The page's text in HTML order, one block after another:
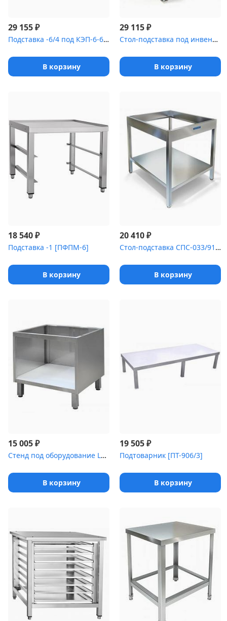
29 155₽
Подставка -6/4 под КЭП-6-6/4 [ПК-6]
В корзину
29 115₽
Стол-подставка под инвентарь СПС-122/804
В корзину
18 540₽
Подставка -1 [ПФПМ-6]
В корзину
20 410₽
Стол-подставка СПС-033/918 под печь для пиццы PIZZA GROUP Entry M...
В корзину
15 005₽
Стенд под оборудование LOTUS М4 [(Э)]
В корзину
19 505₽
Подтоварник [ПТ-906/3]
В корзину